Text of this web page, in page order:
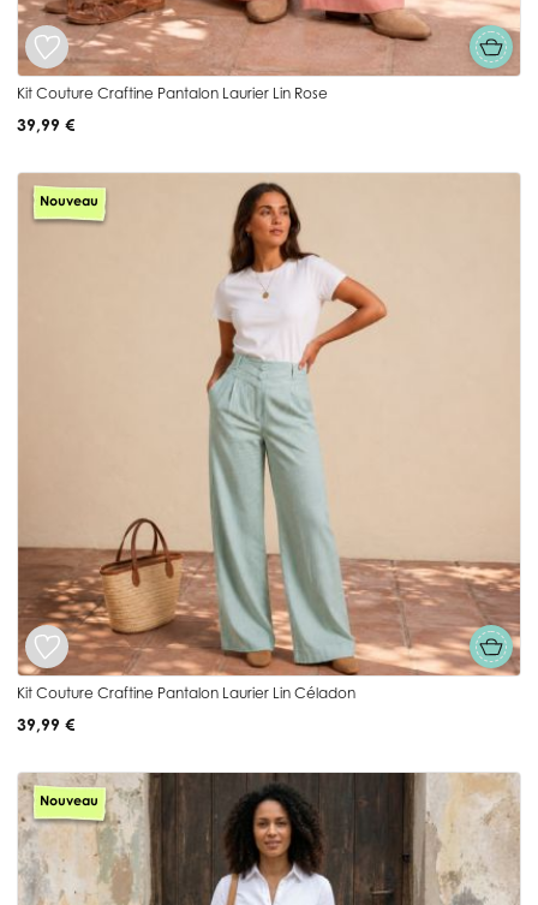
Kit Couture Craftine Pantalon Laurier Lin Rose
39,99 €
Nouveau
Kit Couture Craftine Pantalon Laurier Lin Céladon
39,99 €
Nouveau